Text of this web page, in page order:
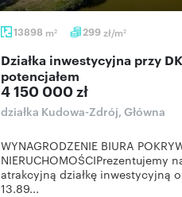
13898 m2 299zł/m2
Działka inwestycyjna przy DK8 (13 898 m²) z
potencjałem
4 150 000 zł
działka Kudowa-Zdrój, Główna
WYNAGRODZENIE BIURA
NIERUCHOMOŚCIPrezentujemy
atrakcyjną działkę inwestycyjną
13.89...